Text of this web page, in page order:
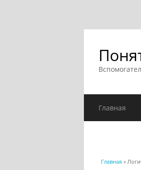
Главная
Вы здесь
Главная »